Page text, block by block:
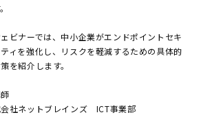
ビナーでは、中小企業がエンドポイントセキ
ティを強化し、リスクを軽減するための具体的
を紹介します。
社ネットブレインズ ICT事業部